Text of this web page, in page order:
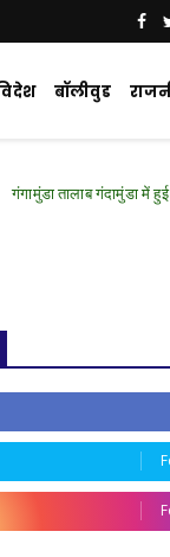
बॉलीवुड
गंदामुंडा में हुई